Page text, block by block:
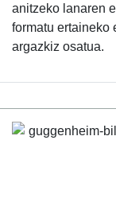
anitzeko lanaren
formatu ertaineko
argazkiz osatua.